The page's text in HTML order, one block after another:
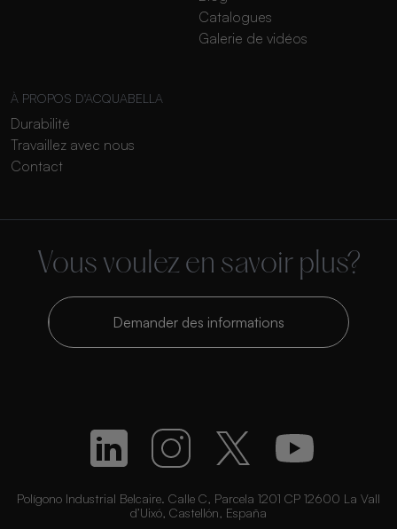
Catalogues
Galerie de vidéos
À PROPOS D'ACQUABELLA
Durabilité
Travaillez avec nous
Contact
Vous voulez en savoir plus?
Demander des informations
Polígono Industrial Belcaire. Calle C, Parcela 1201 CP 12600 La Vall
d’Uixó, Castellón, España